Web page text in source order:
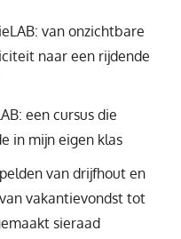
van onzichtbare
naar een rijdende
een cursus die
in mijn eigen klas
van drijfhout en
vakantievondst tot
sieraad